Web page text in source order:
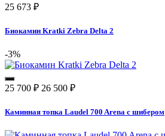
25 673 ₽
Биокамин Kratki Zebra Delta 2
-3%
25 700 ₽ 26 500 ₽
Каминная топка Laudel 700 Arena с шибером